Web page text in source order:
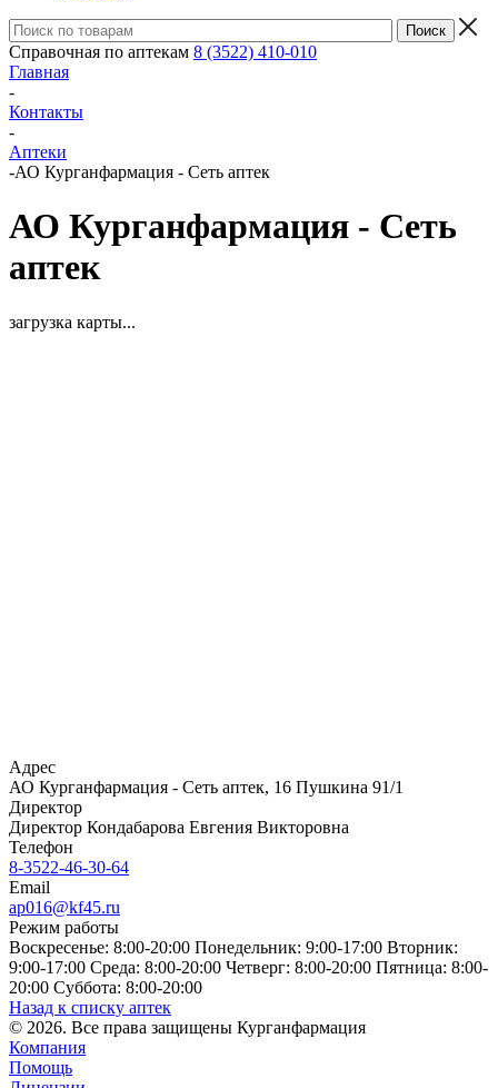
Справочная по аптекам 8 (3522) 410-010
Главная
-
Контакты
-
Аптеки
-АО Курганфармация - Сеть аптек
АО Курганфармация - Сеть
аптек
загрузка карты...
Адрес
АО Курганфармация - Сеть аптек, 16 Пушкина 91/1
Директор
Директор Кондабарова Евгения Викторовна
Телефон
8-3522-46-30-64
Email
ap016@kf45.ru
Режим работы
Воскресенье: 8:00-20:00 Понедельник: 9:00-17:00 Вторник:
9:00-17:00 Среда: 8:00-20:00 Четверг: 8:00-20:00 Пятница: 8:00-
20:00 Суббота: 8:00-20:00
Назад к списку аптек
© 2026. Все права защищены Курганфармация
Компания
Помощь